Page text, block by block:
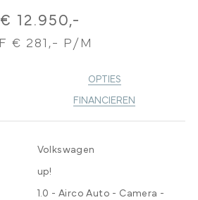
OPTIES
FINANCIEREN
€ 12.950,-
€ 281,- P/M
Volkswagen
up!
1.0 - Airco Auto - Camera -